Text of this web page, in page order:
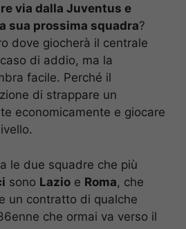
via dalla Juventus e
sua prossima squadra?
dove giocherà il centrale
di addio, ma la
facile. Perché il
di strappare un
economicamente e giocare
le due squadre che più
sono Lazio e Roma, che
un contratto di qualche
che ormai va verso il